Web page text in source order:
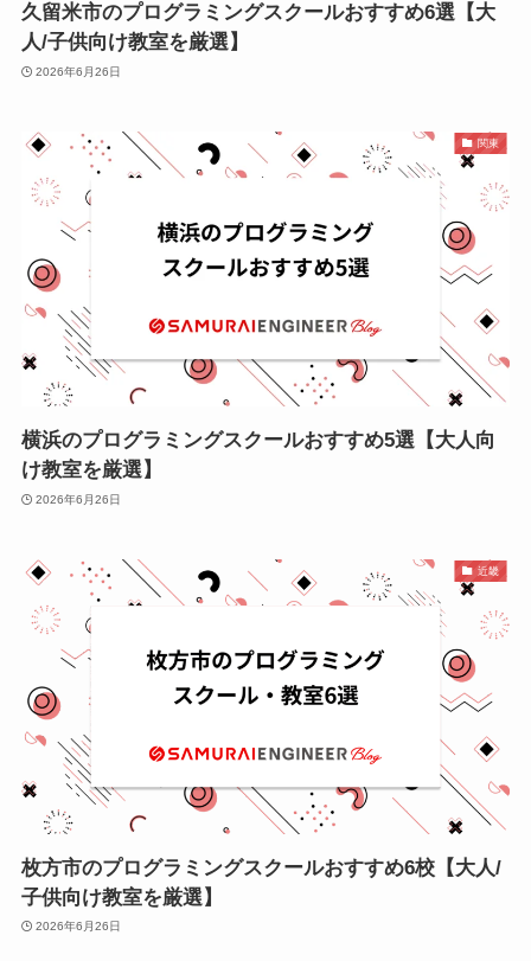
久留米市のプログラミングスクールおすすめ6選【大
人/子供向け教室を厳選】
2026年6月26日
関東
横浜のプログラミングスクールおすすめ5選【大人向
け教室を厳選】
2026年6月26日
近畿
枚方市のプログラミングスクールおすすめ6校【大人/
子供向け教室を厳選】
2026年6月26日